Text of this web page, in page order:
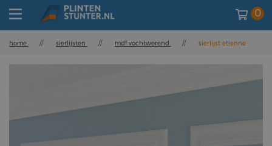
0
home // sierlijsten // mdf vochtwerend // sierlijst etienne